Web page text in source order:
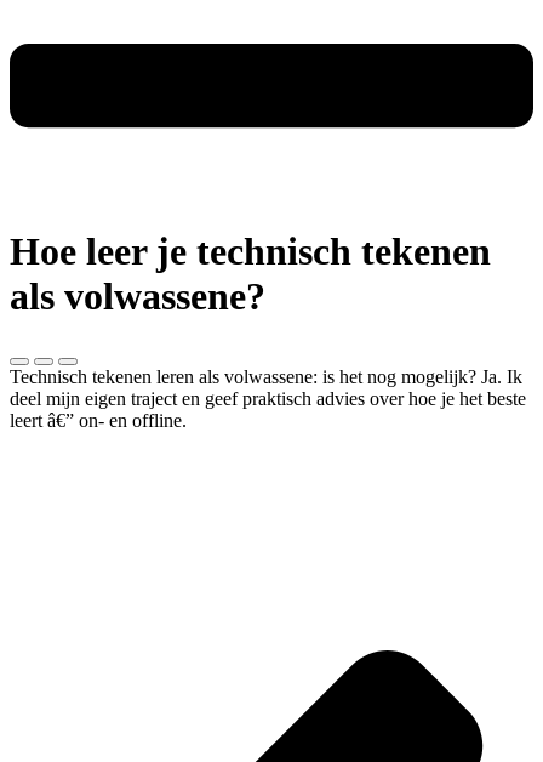
Hoe leer je technisch tekenen
als volwassene?
Technisch tekenen leren als volwassene: is het nog mogelijk? Ja. Ik
deel mijn eigen traject en geef praktisch advies over hoe je het beste
leert â€” on- en offline.